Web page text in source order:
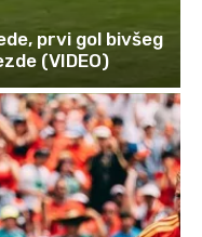
prvi gol bivšeg
(VIDEO)